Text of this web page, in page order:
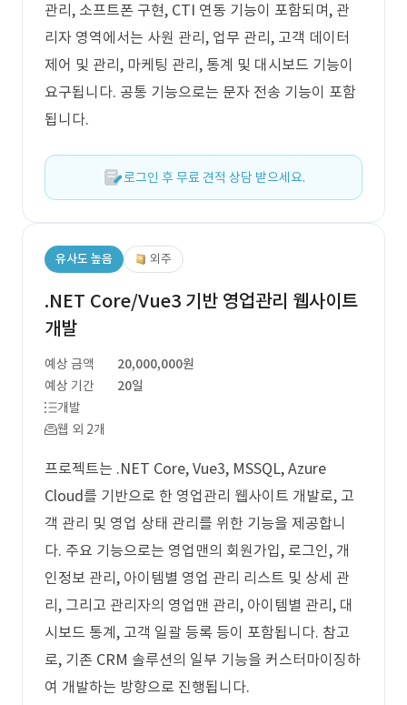
관리, 소프트폰 구현, CTI 연동 기능이 포함되며, 관
리자 영역에서는 사원 관리, 업무 관리, 고객 데이터
제어 및 관리, 마케팅 관리, 통계 및 대시보드 기능이
요구됩니다. 공통 기능으로는 문자 전송 기능이 포함
됩니다.
로그인 후 무료 견적 상담 받으세요.
유사도 높음 외주
.NET Core/Vue3 기반 영업관리 웹사이트
개발
예상 금액
20,000,000원
예상 기간
20일
개발
웹 외 2개
프로젝트는 .NET Core, Vue3, MSSQL, Azure
Cloud를 기반으로 한 영업관리 웹사이트 개발로, 고
객 관리 및 영업 상태 관리를 위한 기능을 제공합니
다. 주요 기능으로는 영업맨의 회원가입, 로그인, 개
인정보 관리, 아이템별 영업 관리 리스트 및 상세 관
리, 그리고 관리자의 영업맨 관리, 아이템별 관리, 대
시보드 통계, 고객 일괄 등록 등이 포함됩니다. 참고
로, 기존 CRM 솔루션의 일부 기능을 커스터마이징하
여 개발하는 방향으로 진행됩니다.